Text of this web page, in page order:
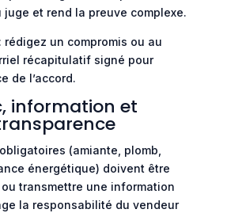
juge et rend la preuve complexe.
rédigez un compromis ou au
récapitulatif signé pour
de l’accord.
information et
(amiante, plomb,
énergétique) doivent être
transmettre une information
la responsabilité du vendeur